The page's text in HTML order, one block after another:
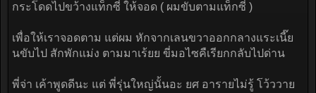
กระโดดไปขว้างแท็กซี่ ให้จอด ( ผมขับตามแท็กซี่ )
เพื่อให้เราจอดตาม แต่ผม หักจากเลนขวาออกกลางแระเนี๊ย
นขับไป สักพักแม่ง ตามมาเร้ยย ขี่มอไซคืเรียกกลับไปด่าน
พี่จ่า เค้าพูดดีนะ แต่ พี่รุ่นใหญ่นั้นอะ ยศ อารายไม่รู้ โว้ววาย